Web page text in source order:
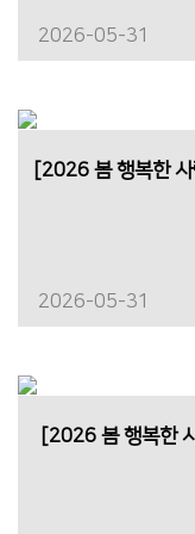
2026-05-31
[2026 봄 행복한
2026-05-31
[2026 봄 행복한